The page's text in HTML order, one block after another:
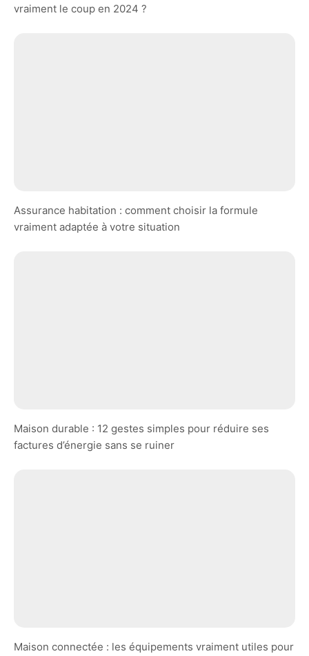
vraiment le coup en 2024 ?
Assurance habitation : comment choisir la formule
vraiment adaptée à votre situation
Maison durable : 12 gestes simples pour réduire ses
factures d’énergie sans se ruiner
Maison connectée : les équipements vraiment utiles pour